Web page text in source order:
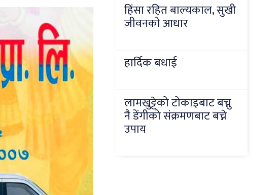
हिंसा रहित बाल्यकाल, सुखी
जीवनको आधार
हार्दिक बधाई
लामखुट्टेको टोकाइबाट बच्नु
नै डेंगीको संक्रमणबाट बच्ने
उपाय